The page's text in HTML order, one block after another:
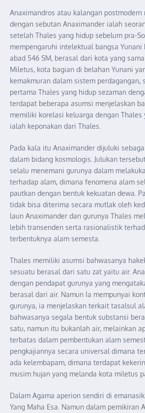
Anaximandros atau kalangan postmodern
dengan sebutan Anaximander ialah
setelah Thales yang hidup sebelum pra-
mempengaruhi intelektual bangsa Yunani
abad 546 SM, berasal dari kota yang
Miletus, kota bagian di belahan Yunani
kemakmuran dalam sistem perdagangan,
pertama Thales yang hidup sezaman
terdapat beberapa asumsi menjelaskan
memiliki korelasi keluarga dengan Thales
ialah keponakan dari Thales.
Pada kala itu Anaximander dijuluki
dalam bidang kosmologis. Julukan
selalu menemani gurunya dalam
terhadap alam, dimana fenomena alam
pautkan dengan bentuk kekuatan dewa.
tidak bisa diterima secara mutlak oleh
laun Anaximander dan gurunya Thales
lebih transenden serta rasionalistik
terbentuknya alam semesta.
Thales memiliki asumsi bahwasanya
sesuatu berasal dari satu zat yaitu air.
dengan pendapat gurunya yang
berasal dari air. Namun Ia mempunyai
gurunya, ia menjelaskan terkait tasalsul
bahwasanya segala bentuk substansi
satu, namun itu bukanlah air, melainkan
terbatas dalam pembentukan alam
pengkajiannya secara universal dimana
ada kelembapam, dimana terdapat
musim hujan yang melanda kota miletus
Dalam Agama aperion sendiri di
Yang Maha Esa. Namun dalam pemikiran